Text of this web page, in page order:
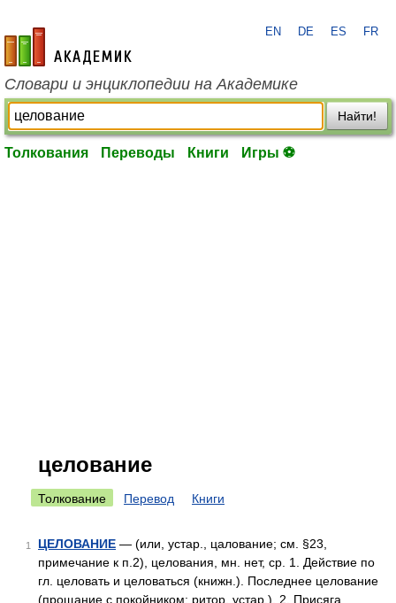
academic.ru
EN DE ES FR
Словари и энциклопедии на Академике
Найти!
Толкования Переводы Книги Игры ⚽
целование
Толкование Перевод Книги
1 ЦЕЛОВАНИЕ — (или, устар., цалование; см. §23,
примечание к п.2), целования, мн. нет, ср. 1. Действие по
гл. целовать и целоваться (книжн.). Последнее целование
(прощание с покойником; ритор. устар.). 2. Присяга